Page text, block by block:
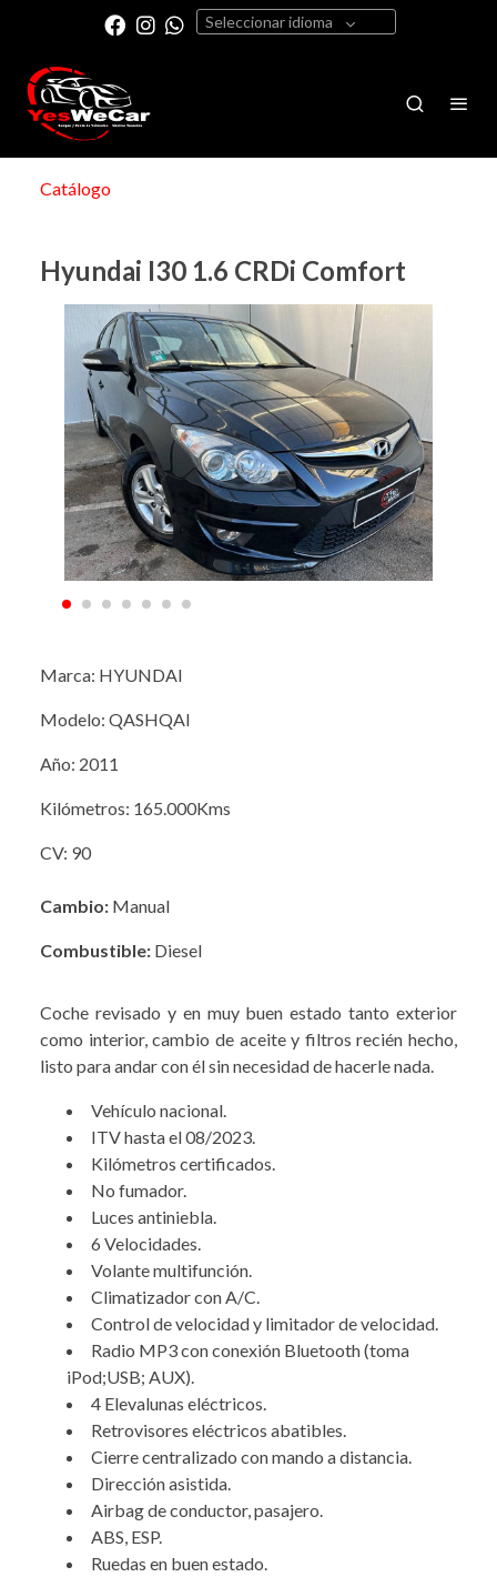
Seleccionar idioma
Catálogo
Hyundai I30 1.6 CRDi Comfort
Marca: HYUNDAI
Modelo: QASHQAI
Año: 2011
Kilómetros: 165.000Kms
CV: 90
Cambio: Manual
Combustible: Diesel
Coche revisado y en muy buen estado tanto exterior
como interior, cambio de aceite y filtros recién hecho,
listo para andar con él sin necesidad de hacerle nada.
Vehículo nacional.
ITV hasta el 08/2023.
Kilómetros certificados.
No fumador.
Luces antiniebla.
6 Velocidades.
Volante multifunción.
Climatizador con A/C.
Control de velocidad y limitador de velocidad.
Radio MP3 con conexión Bluetooth (toma
iPod;USB; AUX).
4 Elevalunas eléctricos.
Retrovisores eléctricos abatibles.
Cierre centralizado con mando a distancia.
Dirección asistida.
Airbag de conductor, pasajero.
ABS, ESP.
Ruedas en buen estado.